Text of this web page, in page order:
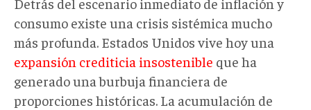
consumo existe una crisis sistémica mucho
más profunda. Estados Unidos vive hoy una
expansión crediticia insostenible que ha
generado una burbuja financiera de
proporciones históricas. La acumulación de